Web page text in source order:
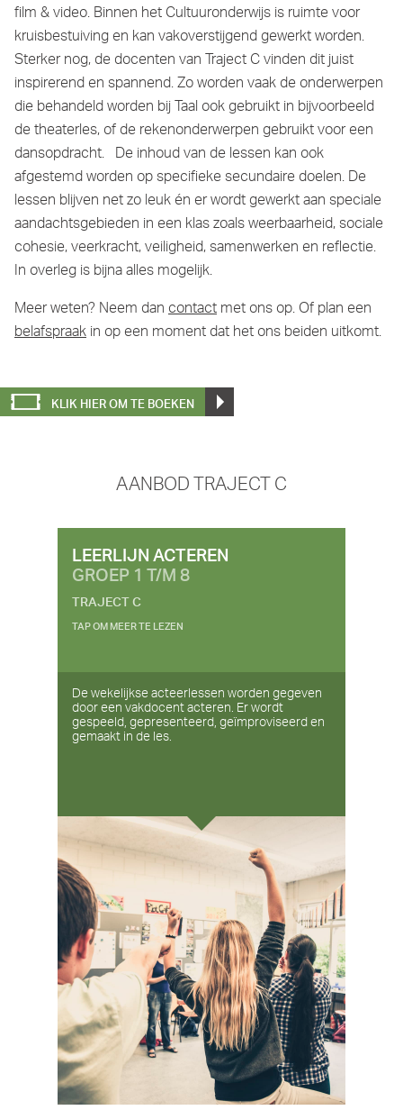
film & video. Binnen het Cultuuronderwijs is ruimte voor
kruisbestuiving en kan vakoverstijgend gewerkt worden.
Sterker nog, de docenten van Traject C vinden dit juist
inspirerend en spannend. Zo worden vaak de onderwerpen
die behandeld worden bij Taal ook gebruikt in bijvoorbeeld
de theaterles, of de rekenonderwerpen gebruikt voor een
dansopdracht. De inhoud van de lessen kan ook
afgestemd worden op specifieke secundaire doelen. De
lessen blijven net zo leuk én er wordt gewerkt aan speciale
aandachtsgebieden in een klas zoals weerbaarheid, sociale
cohesie, veerkracht, veiligheid, samenwerken en reflectie.
In overleg is bijna alles mogelijk.
Meer weten? Neem dancontactmet ons op. Of plan een
belafspraakin op een moment dat het ons beiden uitkomt.
KLIK HIER OM TE BOEKEN
AANBOD TRAJECT C
LEERLIJN ACTEREN
GROEP 1 T/M 8
TRAJECT C
TAP OM MEER TE LEZEN
De wekelijkse acteerlessen worden gegeven
door een vakdocent acteren. Er wordt
gespeeld, gepresenteerd, geïmproviseerd en
gemaakt in de les.